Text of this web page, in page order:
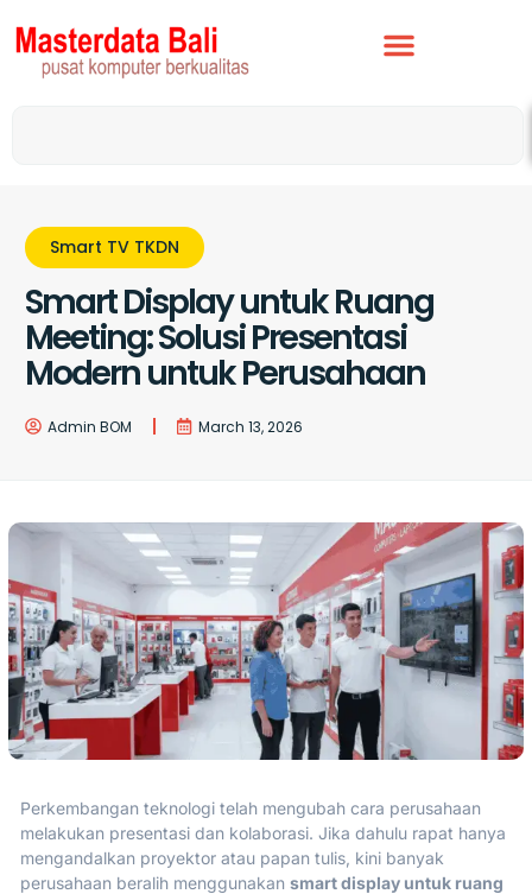
Smart TV TKDN
Smart Display untuk Ruang
Meeting: Solusi Presentasi
Modern untuk Perusahaan
Admin BOM March 13, 2026
Perkembangan teknologi telah mengubah cara perusahaan
melakukan presentasi dan kolaborasi. Jika dahulu rapat hanya
mengandalkan proyektor atau papan tulis, kini banyak
perusahaan beralih menggunakan smart display untuk ruang